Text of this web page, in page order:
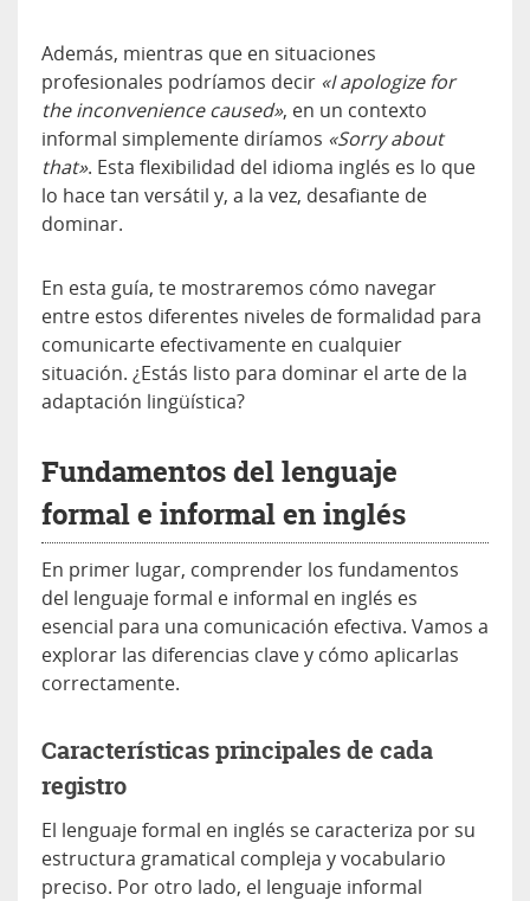
Además, mientras que en situaciones
profesionales podríamos decir «I apologize for
the inconvenience caused», en un contexto
informal simplemente diríamos «Sorry about
that». Esta flexibilidad del idioma inglés es lo que
lo hace tan versátil y, a la vez, desafiante de
dominar.
En esta guía, te mostraremos cómo navegar
entre estos diferentes niveles de formalidad para
comunicarte efectivamente en cualquier
situación. ¿Estás listo para dominar el arte de la
adaptación lingüística?
Fundamentos del lenguaje
formal e informal en inglés
En primer lugar, comprender los fundamentos
del lenguaje formal e informal en inglés es
esencial para una comunicación efectiva. Vamos a
explorar las diferencias clave y cómo aplicarlas
correctamente.
Características principales de cada
registro
El lenguaje formal en inglés se caracteriza por su
estructura gramatical compleja y vocabulario
preciso. Por otro lado, el lenguaje informal